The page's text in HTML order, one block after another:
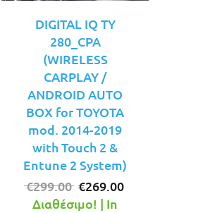
DIGITAL IQ TΥ
280_CPA
(WIRELESS
CARPLAY /
ANDROID AUTO
BOX for TOYOTA
mod. 2014-2019
with Touch 2 &
Entune 2 System)
€299.00 Original
price
€269.00
Διαθέσιμο! | In